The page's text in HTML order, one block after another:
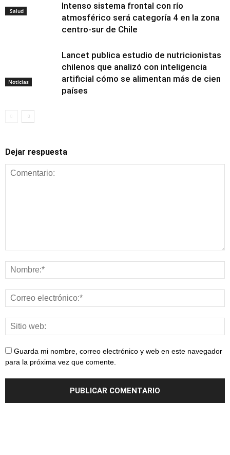
Salud
Noticias
Intenso sistema frontal con río
atmosférico será categoría 4 en la zona
centro-sur de Chile
Alimentación y
nutrición
Lancet publica estudio de nutricionistas
chilenos que analizó con inteligencia
artificial cómo se alimentan más de cien
países
Dejar respuesta
Guarda mi nombre, correo electrónico y web en este navegador
para la próxima vez que comente.